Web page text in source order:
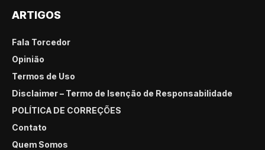
ARTIGOS
Fala Torcedor
Opinião
Termos de Uso
Disclaimer – Termo de Isenção de Responsabilidade
POLÍTICA DE CORREÇÕES
Contato
Quem Somos